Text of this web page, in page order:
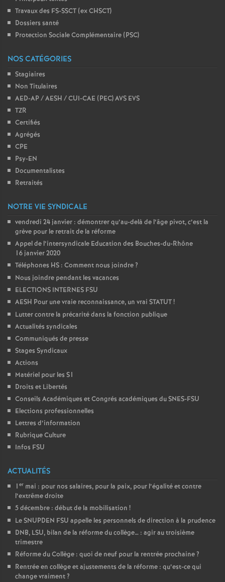
Travaux des FS-SSCT (ex CHSCT)
Dossiers santé
Protection Sociale Complémentaire (PSC)
NOS CATÉGORIES
Stagiaires
Non Titulaires
AED-AP / AESH / CUI-CAE (PEC) AVS EVS
TZR
Certifiés
Agrégés
CPE
Psy-EN
Documentalistes
Retraités
NOTRE VIE SYNDICALE
vendredi 24 janvier : démontrer qu’au-delà de l’âge pivot, c’est la
grève pour le retrait de la réforme
Appel de l’intersyndicale Education des Bouches-du-Rhône
16 janvier 2020
Téléphones HS : Comment nous joindre?
Nous joindre pendant les vacances
ELECTIONS INTERNES FSU
AESH Pour une vraie reconnaissance, un vrai STATUT!
Lutter contre la précarité dans la fonction publique
Actualités syndicales
Communiqués de presse
Stages Syndicaux
Actions
Matériel pour les S1
Droits et Libertés
Conseils Académiques et Congrés académiques du SNES-FSU
Elections professionnelles
Lettres d’information
Rubrique Culture
Infos FSU
ACTUALITÉS
1 er mai : pour nos salaires, pour la paix, pour l’égalité et contre
l’extrême droite
5 décembre : début de la mobilisation !
Le SNUPDEN FSU appelle les personnels de direction à la prudence
DNB, LSU, bilan de la réforme du collège… : agir au troisième
trimestre
Réforme du Collège : quoi de neuf pour la rentrée prochaine?
Rentrée en collège et ajustements de la réforme : qu’est-ce qui
change vraiment?